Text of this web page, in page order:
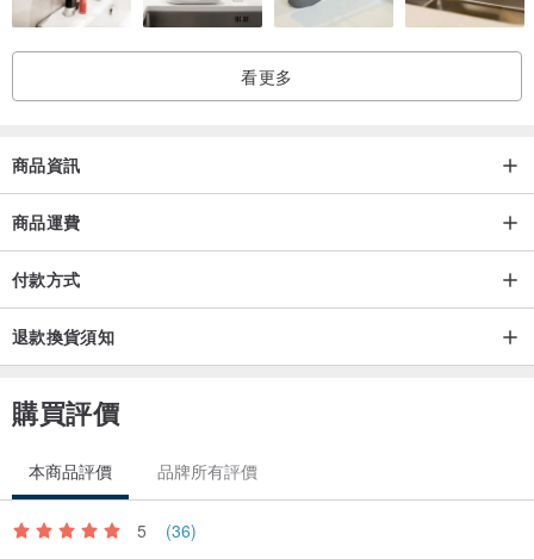
看更多
商品資訊
商品運費
付款方式
退款換貨須知
購買評價
本商品評價 品牌所有評價
5 (36)